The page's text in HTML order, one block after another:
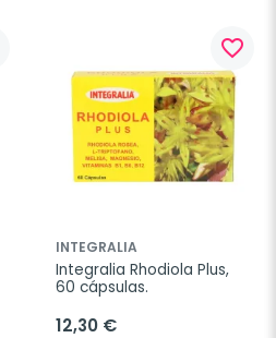
favorite_border
INTEGRALIA
Integralia Rhodiola Plus,
60 cápsulas.
12,30 €